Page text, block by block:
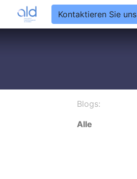
Kontaktieren Sie uns
Blogs:
Alle